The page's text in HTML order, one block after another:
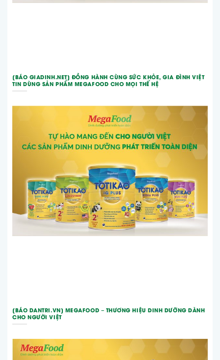
[BÁO GIADINH.NET] ĐỒNG HÀNH CÙNG SỨC KHỎE, GIA ĐÌNH VIỆT
TIN DÙNG SẢN PHẨM MEGAFOOD CHO MỌI THẾ HỆ
[BÁO DANTRI.VN] MEGAFOOD – THƯƠNG HIỆU DINH DƯỠNG DÀNH
CHO NGƯỜI VIỆT